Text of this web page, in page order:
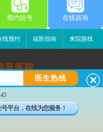
预约挂号 在线咨询
线预约 就医指南 来院路线
医院
路2号
癜风医院
医生热线
平台，在线为您服务！